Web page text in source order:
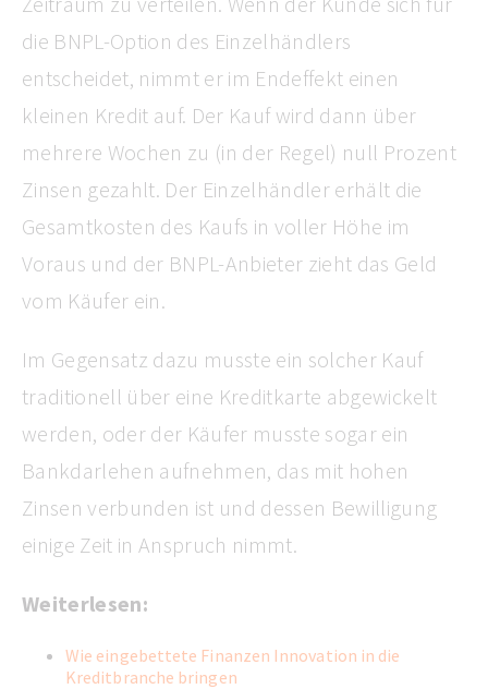
die BNPL-Option des Einzelhändlers
entscheidet, nimmt er im Endeffekt einen
kleinen Kredit auf. Der Kauf wird dann über
mehrere Wochen zu (in der Regel) null Prozent
Zinsen gezahlt. Der Einzelhändler erhält die
Gesamtkosten des Kaufs in voller Höhe im
Voraus und der BNPL-Anbieter zieht das Geld
vom Käufer ein.
Im Gegensatz dazu musste ein solcher Kauf
traditionell über eine Kreditkarte abgewickelt
werden, oder der Käufer musste sogar ein
Bankdarlehen aufnehmen, das mit hohen
Zinsen verbunden ist und dessen Bewilligung
einige Zeit in Anspruch nimmt.
Weiterlesen:
Wie eingebettete Finanzen Innovation in die
Kreditbranche bringen